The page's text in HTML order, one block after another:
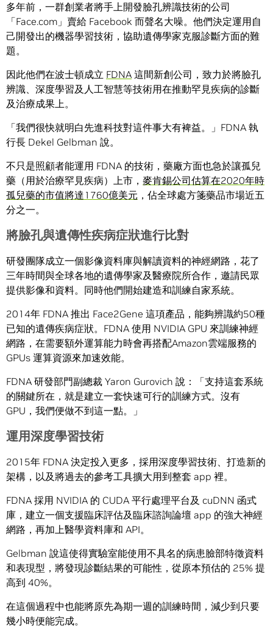
多年前，一群創業者將手上開發臉孔辨識技術的公司
「Face.com」賣給 Facebook 而聲名大噪。他們決定運用自
己開發出的機器學習技術，協助遺傳學家克服診斷方面的難
題。
因此他們在波士頓成立 FDNA 這間新創公司，致力於將臉孔
辨識、深度學習及人工智慧等技術用在推動罕見疾病的診斷
及治療成果上。
「我們很快就明白先進科技對這件事大有裨益。」FDNA 執
行長 Dekel Gelbman 說。
不只是照顧者能運用 FDNA 的技術，藥廠方面也急於讓孤兒
藥（用於治療罕見疾病）上市， 麥肯錫公司估算在2020年時
孤兒藥的市值將達1760億美元 ，佔全球處方箋藥品市場近五
分之一。
將臉孔與遺傳性疾病症狀進行比對
研發團隊成立一個影像資料庫與解讀資料的神經網路，花了
三年時間與全球各地的遺傳學家及醫療院所合作，邀請民眾
提供影像和資料。同時他們開始建造和訓練自家系統。
2014年 FDNA 推出 Face2Gene 這項產品，能夠辨識約50種
已知的遺傳疾病症狀。FDNA 使用 NVIDIA GPU 來訓練神經
網路，在需要額外運算能力時會再搭配Amazon雲端服務的
GPUs 運算資源來加速效能。
FDNA 研發部門副總裁 Yaron Gurovich 說：「支持這套系統
的關鍵所在，就是建立一套快速可行的訓練方式。沒有
GPU，我們便做不到這一點。」
運用深度學習技術
2015年 FDNA 決定投入更多，採用深度學習技術、打造新的
架構，以及將過去的參考工具擴大用到整套 app 裡。
FDNA 採用 NVIDIA 的 CUDA 平行處理平台及 cuDNN 函式
庫，建立一個支援臨床評估及臨床諮詢論壇 app 的強大神經
網路，再加上醫學資料庫和 API。
Gelbman 說這使得實驗室能使用不具名的病患臉部特徵資料
和表現型，將發現診斷結果的可能性，從原本預估的 25% 提
高到 40%。
在這個過程中也能將原先為期一週的訓練時間，減少到只要
幾小時便能完成。